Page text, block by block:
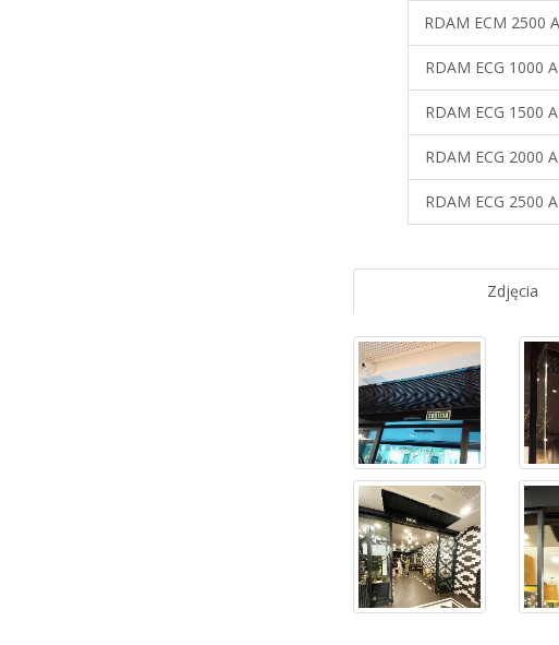
RDAM ECM 2500
RDAM ECG 1000
RDAM ECG 1500
RDAM ECG 2000
RDAM ECG 2500
Zdjęcia